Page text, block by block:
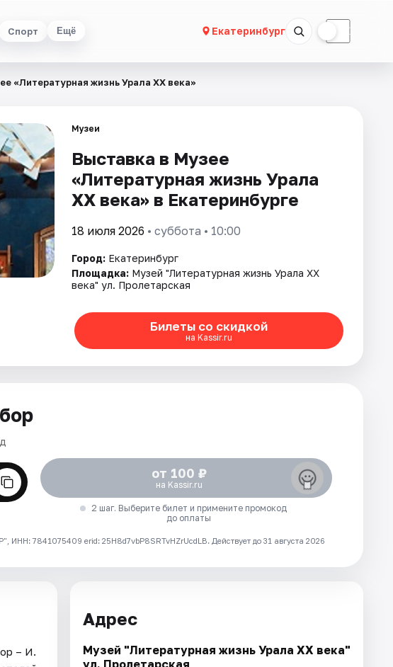
Спорт Ещё Екатеринбург ☾
«Литературная жизнь Урала ХХ века»
Музеи
Выставка в Музее
«Литературная жизнь Урала
ХХ века» в Екатеринбурге
18 июля 2026 • суббота • 10:00
Город: Екатеринбург
Площадка: Музей "Литературная жизнь Урала XX
века" ул. Пролетарская
Билеты со скидкой
на Kassir.ru
от 100 ₽
на Kassir.ru
2 шаг. Выберите билет и примените промокод
до оплаты
7841075409 erid: 25H8d7vbP8SRTvHZrUcdLB. Действует до 31 августа 2026
– И.
Адрес
Музей "Литературная жизнь Урала XX века"
ул. Пролетарская